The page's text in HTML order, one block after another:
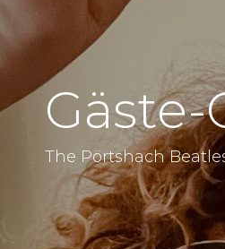
The Pörtshach